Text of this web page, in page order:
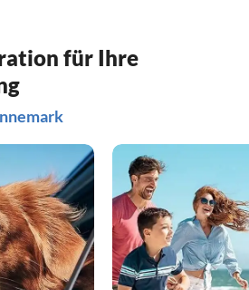
für Ihre